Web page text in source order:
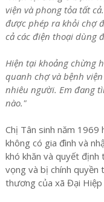
viện và phong tỏa tất
được phép ra khỏi chợ
cả các điện thoại dùng
Hiện tại khoảng chừng
quanh chợ và bệnh
nhiêu người. Em đang
nào."
Chị Tân sinh năm 1969
không có gia đình và
khó khăn và quyết
vọng và bị chính quyền
thương của xã Đại Hiệp